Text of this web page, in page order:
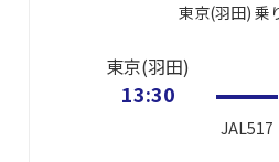
東京(羽田) 乗
東京(羽田)
13:30
JAL517